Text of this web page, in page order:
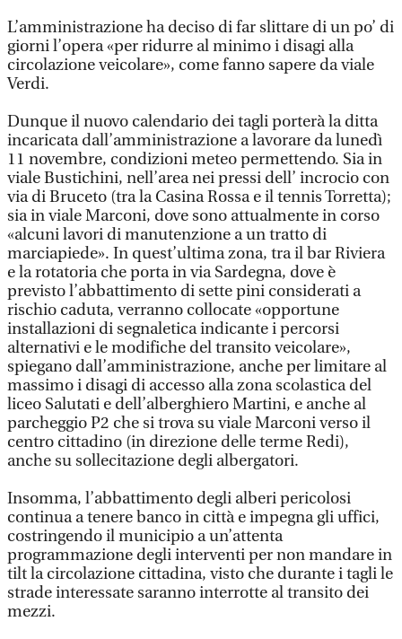
L’amministrazione ha deciso di far slittare di un po’ di
giorni l’opera «per ridurre al minimo i disagi alla
circolazione veicolare», come fanno sapere da viale
Verdi.
Dunque il nuovo calendario dei tagli porterà la ditta
incaricata dall’amministrazione a lavorare da lunedì
11 novembre, condizioni meteo permettendo. Sia in
viale Bustichini, nell’area nei pressi dell’ incrocio con
via di Bruceto (tra la Casina Rossa e il tennis Torretta);
sia in viale Marconi, dove sono attualmente in corso
«alcuni lavori di manutenzione a un tratto di
marciapiede». In quest’ultima zona, tra il bar Riviera
e la rotatoria che porta in via Sardegna, dove è
previsto l’abbattimento di sette pini considerati a
rischio caduta, verranno collocate «opportune
installazioni di segnaletica indicante i percorsi
alternativi e le modifiche del transito veicolare»,
spiegano dall’amministrazione, anche per limitare al
massimo i disagi di accesso alla zona scolastica del
liceo Salutati e dell’alberghiero Martini, e anche al
parcheggio P2 che si trova su viale Marconi verso il
centro cittadino (in direzione delle terme Redi),
anche su sollecitazione degli albergatori.
Insomma, l’abbattimento degli alberi pericolosi
continua a tenere banco in città e impegna gli uffici,
costringendo il municipio a un’attenta
programmazione degli interventi per non mandare in
tilt la circolazione cittadina, visto che durante i tagli le
strade interessate saranno interrotte al transito dei
mezzi.